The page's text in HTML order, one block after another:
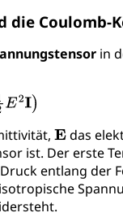
die Coulomb-
in
das
ist. Der erste
entlang der